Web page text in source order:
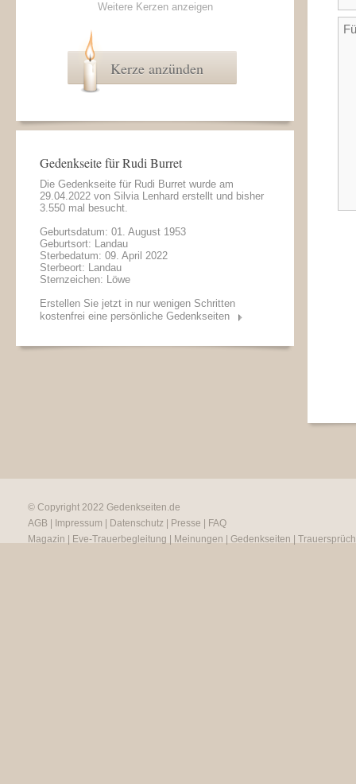
Weitere Kerzen anzeigen
Kerze anzünden
Gedenkseite für Rudi Burret
Die Gedenkseite für Rudi Burret wurde am
29.04.2022 von Silvia Lenhard erstellt und bisher
3.550 mal besucht.
Geburtsdatum: 01. August 1953
Geburtsort: Landau
Sterbedatum: 09. April 2022
Sterbeort: Landau
Sternzeichen: Löwe
Erstellen Sie jetzt in nur wenigen Schritten
kostenfrei eine persönliche Gedenkseiten
© Copyright 2022 Gedenkseiten.de
AGB
Impressum Datenschutz Presse
FAQ
Magazin
Eve-Trauerbegleitung Meinungen Gedenkseiten